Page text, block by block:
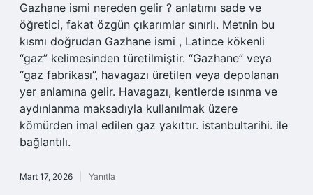
Gazhane ismi nereden gelir ? anlatımı sade ve
öğretici, fakat özgün çıkarımlar sınırlı. Metnin bu
kısmı doğrudan Gazhane ismi , Latince kökenli
“gaz” kelimesinden türetilmiştir. “Gazhane” veya
“gaz fabrikası”, havagazı üretilen veya depolanan
yer anlamına gelir. Havagazı, kentlerde ısınma ve
aydınlanma maksadıyla kullanılmak üzere
kömürden imal edilen gaz yakıttır. istanbultarihi. ile
bağlantılı.
Mart 17, 2026 Yanıtla